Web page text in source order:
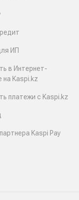
ИП
в Интернет-
на Kaspi.kz
платежи с Kaspi.kz
Kaspi Pay